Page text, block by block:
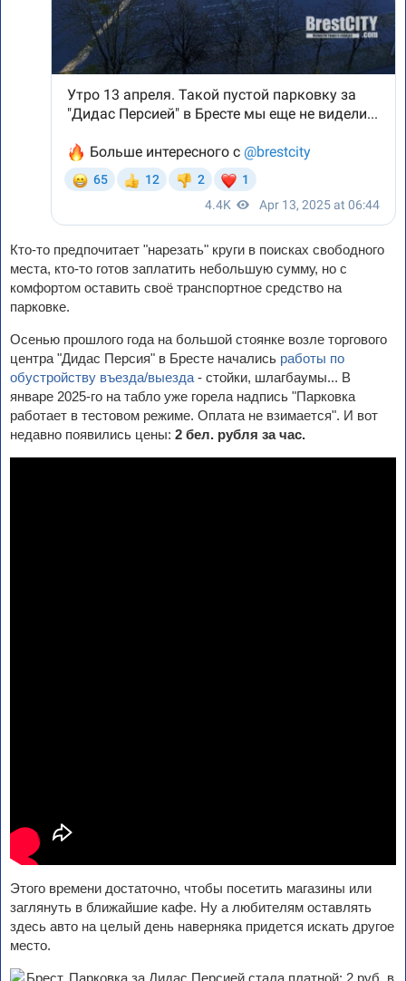
Кто-то предпочитает "нарезать" круги в поисках свободного
места, кто-то готов заплатить небольшую сумму, но с
комфортом оставить своё транспортное средство на
парковке.
Осенью прошлого года на большой стоянке возле торгового
центра "Дидас Персия" в Бресте начались работы по
обустройству въезда/выезда - стойки, шлагбаумы... В
январе 2025-го на табло уже горела надпись "Парковка
работает в тестовом режиме. Оплата не взимается". И вот
недавно появились цены: 2 бел. рубля за час.
Этого времени достаточно, чтобы посетить магазины или
заглянуть в ближайшие кафе. Ну а любителям оставлять
здесь авто на целый день наверняка придется искать другое
место.